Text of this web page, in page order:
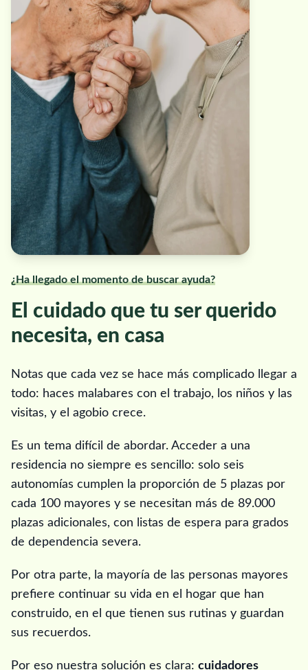
¿Ha llegado el momento de buscar ayuda?
El cuidado que tu ser querido
necesita, en casa
Notas que cada vez se hace más complicado llegar a
todo: haces malabares con el trabajo, los niños y las
visitas, y el agobio crece.
Es un tema difícil de abordar. Acceder a una
residencia no siempre es sencillo: solo seis
autonomías cumplen la proporción de 5 plazas por
cada 100 mayores y se necesitan más de 89.000
plazas adicionales, con listas de espera para grados
de dependencia severa.
Por otra parte, la mayoría de las personas mayores
prefiere continuar su vida en el hogar que han
construido, en el que tienen sus rutinas y guardan
sus recuerdos.
Por eso nuestra solución es clara: cuidadores